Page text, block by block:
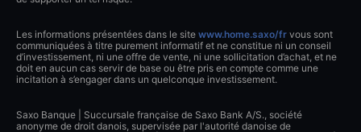
Les informations présentées dans le site www.home.saxo/fr vous sont
communiquées à titre purement informatif et ne constitue ni un conseil
d’investissement, ni une offre de vente, ni une sollicitation d’achat, et ne
doit en aucun cas servir de base ou être pris en compte comme une
incitation à s’engager dans un quelconque investissement.
Saxo Banque | Succursale française de Saxo Bank A/S., société
anonyme de droit danois, supervisée par l'autorité danoise de